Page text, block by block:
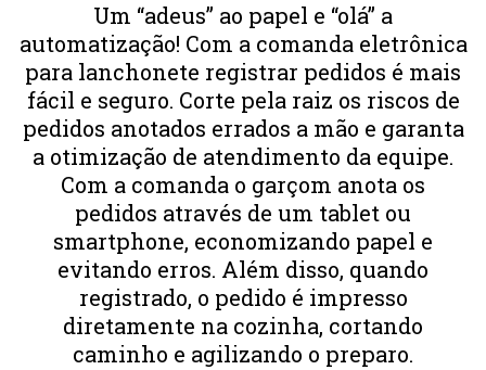
Um “adeus” ao papel e “olá” a
automatização! Com a comanda eletrônica
para lanchonete registrar pedidos é mais
fácil e seguro. Corte pela raiz os riscos de
pedidos anotados errados a mão e garanta
a otimização de atendimento da equipe.
Com a comanda o garçom anota os
pedidos através de um tablet ou
smartphone, economizando papel e
evitando erros. Além disso, quando
registrado, o pedido é impresso
diretamente na cozinha, cortando
caminho e agilizando o preparo.